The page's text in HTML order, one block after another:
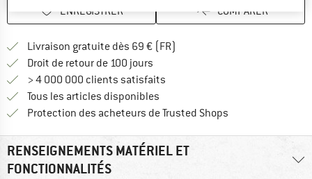
ENREGISTRER COMPARER
Livraison gratuite dès 69 € (FR)
Droit de retour de 100 jours
> 4 000 000 clients satisfaits
Tous les articles disponibles
Protection des acheteurs de Trusted Shops
RENSEIGNEMENTS MATÉRIEL ET
FONCTIONNALITÉS